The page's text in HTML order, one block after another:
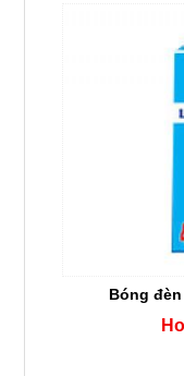
Bóng đèn